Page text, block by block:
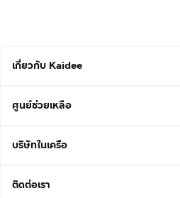
เกี่ยวกับ Kaidee
ศูนย์ช่วยเหลือ
บริษัทในเครือ
ติดต่อเรา